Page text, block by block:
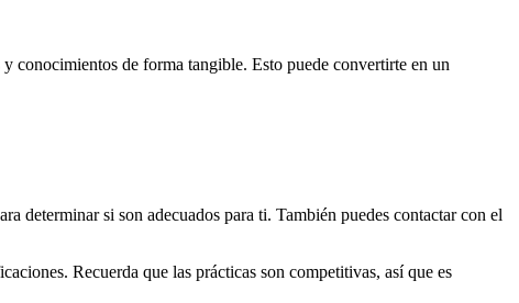
conocimientos de forma tangible. Esto puede convertirte en un
determinar si son adecuados para ti. También puedes contactar con el
Recuerda que las prácticas son competitivas, así que es